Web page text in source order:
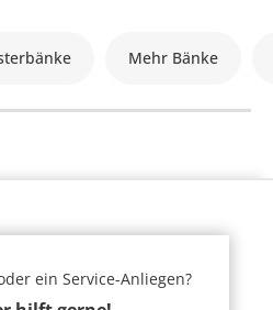
Mehr Bänke
ein Service-Anliegen?